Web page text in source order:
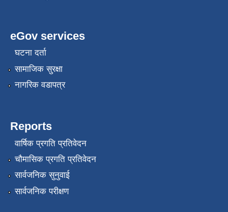
eGov services
घटना दर्ता
सामाजिक सुरक्षा
नागरिक वडापत्र
Reports
वार्षिक प्रगति प्रतिवेदन
चौमासिक प्रगति प्रतिवेदन
सार्वजनिक सुनुवाई
सार्वजनिक परीक्षण